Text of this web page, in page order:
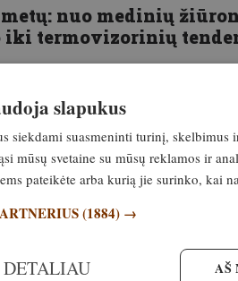
nuo medinių
iki termovizorinių
klasės žiūronai
gegužė, 2021
slapukus
siekdami suasmeninti turinį, skelbimus
mūsų svetaine su mūsų reklamos ir
pateikėte arba kurią jie surinko, kai
(1884) →
AŠ
DETALIAU